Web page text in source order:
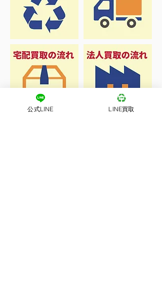
公式LINE LINE買取